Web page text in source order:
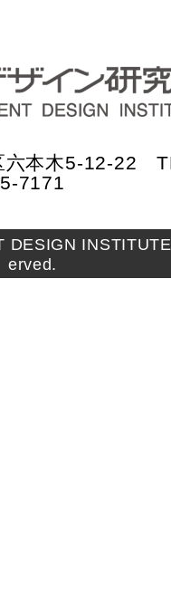
本木5-12-22
5-7171
DESIGN
erved.